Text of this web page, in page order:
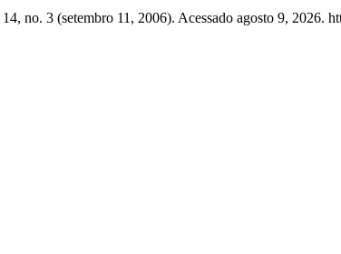
14, no. 3 (setembro 11, 2006). Acessado agosto 9, 2026.